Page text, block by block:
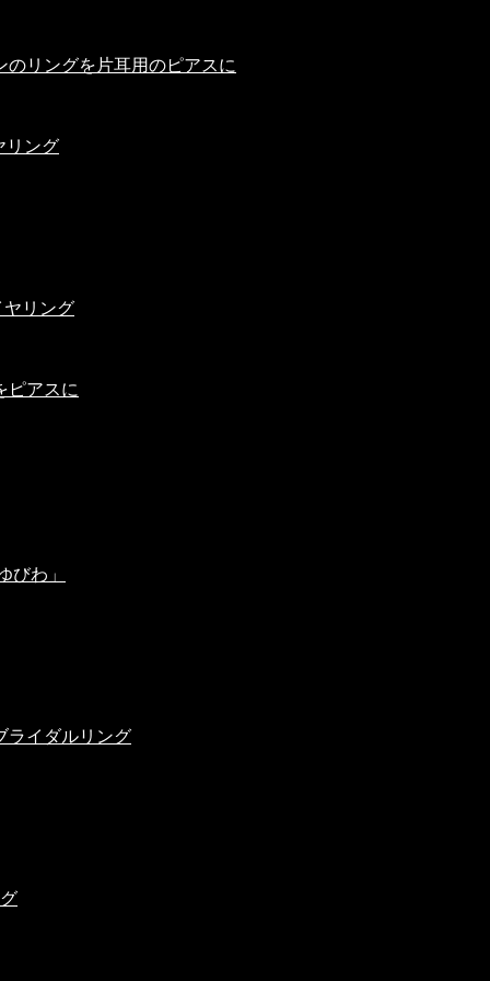
のリングを片耳用のピアスに
リング
ヤリング
ピアスに
びわ」
ライダルリング